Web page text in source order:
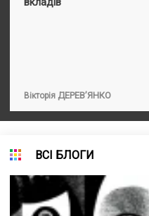
Вікторія ДЕРЕВ’ЯНКО
ВСІ БЛОГИ